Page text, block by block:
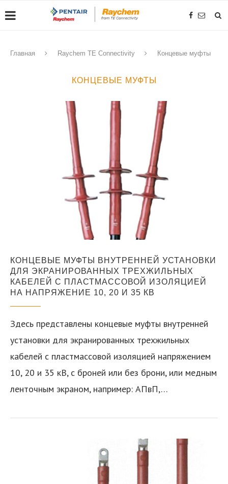
Главная Raychem TE Connectivity Концевые муфты
КОНЦЕВЫЕ МУФТЫ
КОНЦЕВЫЕ МУФТЫ ВНУТРЕННЕЙ УСТАНОВКИ
ДЛЯ ЭКРАНИРОВАННЫХ ТРЕХЖИЛЬНЫХ
КАБЕЛЕЙ С ПЛАСТМАССОВОЙ ИЗОЛЯЦИЕЙ
НА НАПРЯЖЕНИЕ 10, 20 И 35 КВ
Здесь представлены концевые муфты внутренней
установки для экранированных трехжильных
кабелей с пластмассовой изоляцией напряжением
10, 20 и 35 кВ, с броней или без брони, или медным
ленточным экраном, например: АПвП,…